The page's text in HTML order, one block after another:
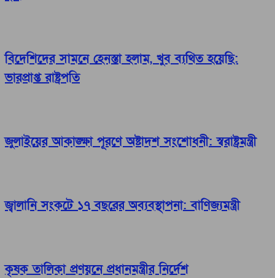
বিদেশিদের সামনে হেনস্তা হলাম, খুব ব্যথিত হয়েছি:
ভারপ্রাপ্ত রাষ্ট্রপতি
জুলাইয়ের আকাঙ্ক্ষা পূরণে অষ্টাদশ সংশোধনী: স্বরাষ্ট্রমন্ত্রী
জ্বালানি সংকটে ১৭ বছরের অব্যবস্থাপনা: বাণিজ্যমন্ত্রী
কৃষক তালিকা প্রণয়নে প্রধানমন্ত্রীর নির্দেশ